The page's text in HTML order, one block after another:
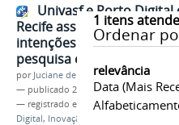
1 itens
Ordenar
relevância
Data (mais
Univasf e Porto Digital
Recife assinam protocolo
intenções para fomentar
pesquisa e intercâmbio
por Juciane de Jesus Aleixo
— publicado 22/07/2025
— registrado em:
Protocolo de
Digital, Inovação